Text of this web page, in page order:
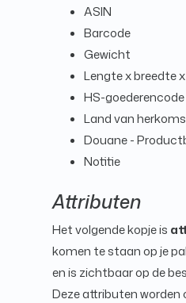
ASIN
Barcode
Gewicht
Lengte x breedte
HS-goederencode
Land van
Douane -
Notitie
Attributen
Het volgende kopje is
komen te staan op je
en is zichtbaar op de
Deze attributen worden